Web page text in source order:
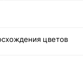
цветов